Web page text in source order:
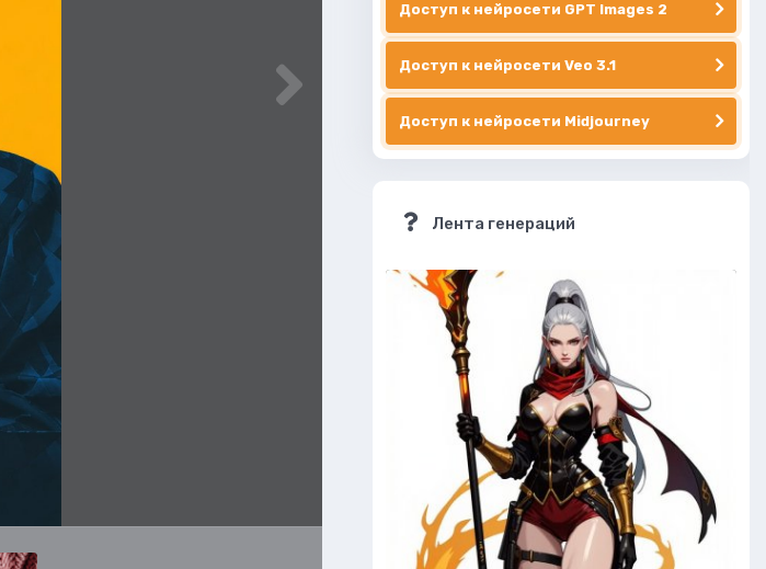
Доступ к нейросети GPT Images 2
Доступ к нейросети Veo 3.1
Доступ к нейросети Midjourney
Лента генераций